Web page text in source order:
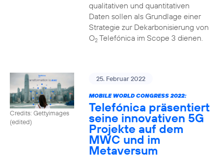
qualitativen und quantitativen
Daten sollen als Grundlage einer
Strategie zur Dekarbonisierung von
O2Telefónica im Scope 3 dienen.
Credits: Gettyimages
(edited)
25. Februar 2022
MOBILE WORLD CONGRESS 2022:
Telefónica präsentiert
seine innovativen 5G
Projekte auf dem
MWC und im
Metaversum